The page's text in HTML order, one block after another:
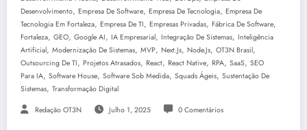
Desenvolvimento, Empresa De Software, Empresa De Tecnologia, Empresa De
Tecnologia Em Fortaleza, Empresa De TI, Empresas Privadas, Fábrica De Software,
Fortaleza, GEO, Google AI, IA Empresarial, Integração De Sistemas, Inteligência
Artificial, Modernização De Sistemas, MVP, Next.js, Node.js, OT3N Brasil,
Outsourcing De TI, Projetos Atrasados, React, React Native, RPA, SaaS, SEO
Para IA, Software House, Software Sob Medida, Squads Ágeis, Sustentação De
Sistemas, Transformação Digital
Redação OT3N Julho 1, 2025 0 Comentários